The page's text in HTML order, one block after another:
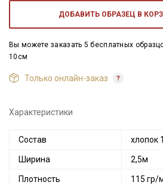
ДОБАВИТЬ ОБРАЗЕЦ В
Вы можете заказать 5 бесплатных
10см
Только онлайн-заказ
Характеристики
Состав хлопок
Ширина 2,5м
Плотность 115 гр/